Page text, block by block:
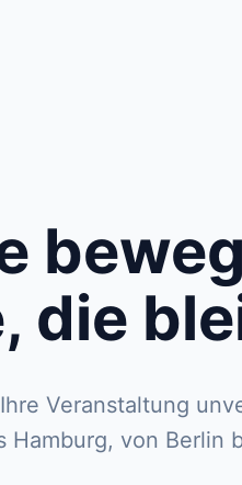
die
Veranstaltung
Hamburg, von Berlin